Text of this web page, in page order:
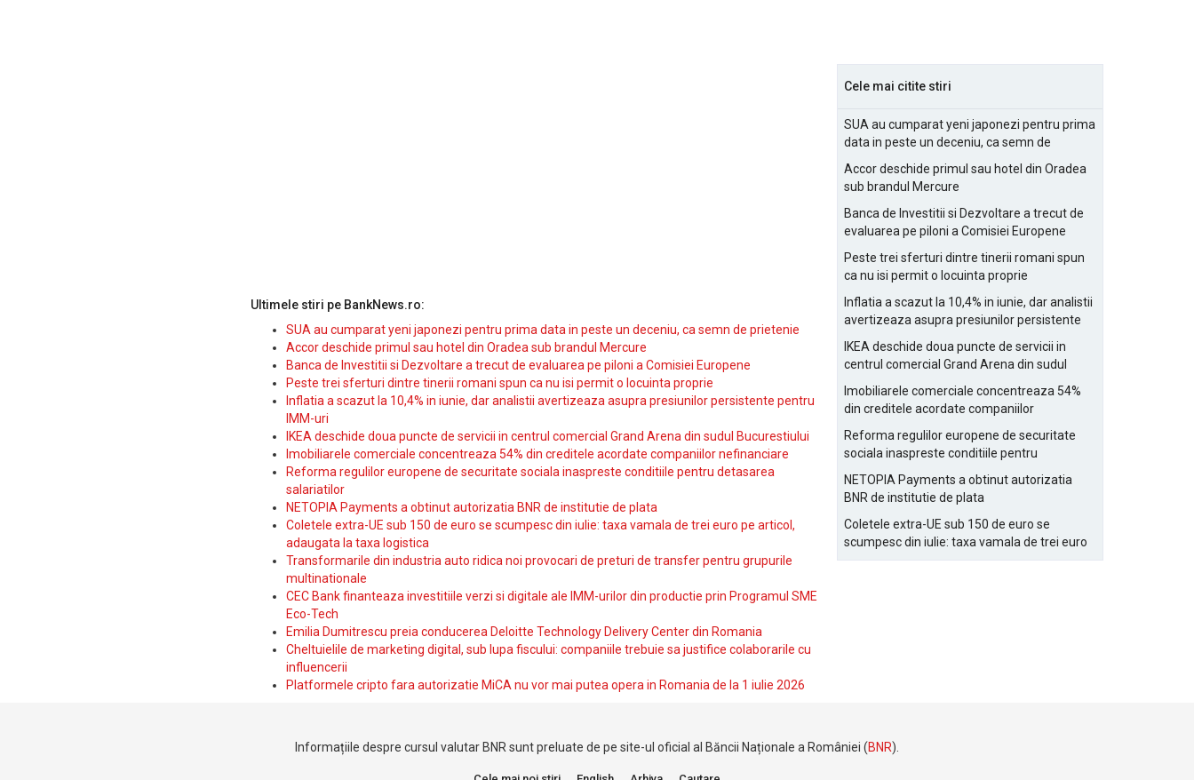
Ultimele stiri pe BankNews.ro:
SUA au cumparat yeni japonezi pentru prima data in peste un deceniu, ca semn de prietenie
Accor deschide primul sau hotel din Oradea sub brandul Mercure
Banca de Investitii si Dezvoltare a trecut de evaluarea pe piloni a Comisiei Europene
Peste trei sferturi dintre tinerii romani spun ca nu isi permit o locuinta proprie
Inflatia a scazut la 10,4% in iunie, dar analistii avertizeaza asupra presiunilor persistente pentru
IMM-uri
IKEA deschide doua puncte de servicii in centrul comercial Grand Arena din sudul Bucurestiului
Imobiliarele comerciale concentreaza 54% din creditele acordate companiilor nefinanciare
Reforma regulilor europene de securitate sociala inaspreste conditiile pentru detasarea
salariatilor
NETOPIA Payments a obtinut autorizatia BNR de institutie de plata
Coletele extra-UE sub 150 de euro se scumpesc din iulie: taxa vamala de trei euro pe articol,
adaugata la taxa logistica
Transformarile din industria auto ridica noi provocari de preturi de transfer pentru grupurile
multinationale
CEC Bank finanteaza investitiile verzi si digitale ale IMM-urilor din productie prin Programul SME
Eco-Tech
Emilia Dumitrescu preia conducerea Deloitte Technology Delivery Center din Romania
Cheltuielile de marketing digital, sub lupa fiscului: companiile trebuie sa justifice colaborarile cu
influencerii
Platformele cripto fara autorizatie MiCA nu vor mai putea opera in Romania de la 1 iulie 2026
Cele mai citite stiri
SUA au cumparat yeni japonezi pentru prima
data in peste un deceniu, ca semn de
Accor deschide primul sau hotel din Oradea
sub brandul Mercure
Banca de Investitii si Dezvoltare a trecut de
evaluarea pe piloni a Comisiei Europene
Peste trei sferturi dintre tinerii romani spun
ca nu isi permit o locuinta proprie
Inflatia a scazut la 10,4% in iunie, dar analistii
avertizeaza asupra presiunilor persistente
IKEA deschide doua puncte de servicii in
centrul comercial Grand Arena din sudul
Imobiliarele comerciale concentreaza 54%
din creditele acordate companiilor
Reforma regulilor europene de securitate
sociala inaspreste conditiile pentru
NETOPIA Payments a obtinut autorizatia
BNR de institutie de plata
Coletele extra-UE sub 150 de euro se
scumpesc din iulie: taxa vamala de trei euro
pe articol, adaugata la taxa logistica
Informațiile despre cursul valutar BNR sunt preluate de pe site-ul oficial al Băncii Naționale a României (BNR).